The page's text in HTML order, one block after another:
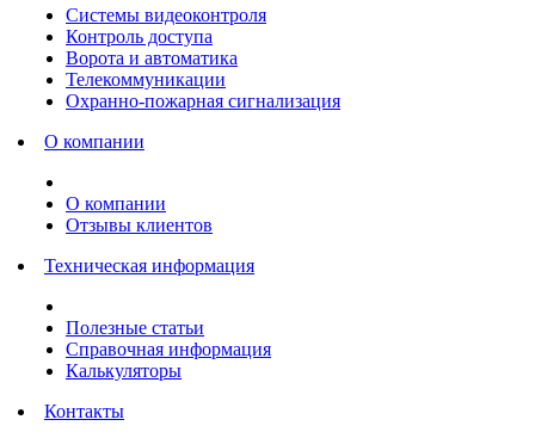
Системы видеоконтроля
Контроль доступа
Ворота и автоматика
Телекоммуникации
Охранно-пожарная сигнализация
О компании
О компании
Отзывы клиентов
Техническая информация
Полезные статьи
Справочная информация
Калькуляторы
Контакты